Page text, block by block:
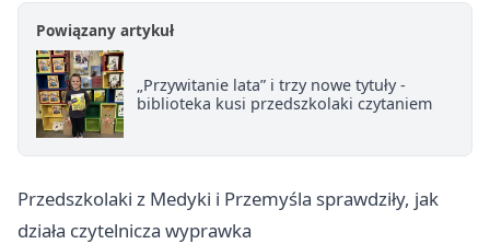
Powiązany artykuł
„Przywitanie lata” i trzy nowe tytuły -
biblioteka kusi przedszkolaki czytaniem
Przedszkolaki z Medyki i Przemyśla sprawdziły, jak
działa czytelnicza wyprawka